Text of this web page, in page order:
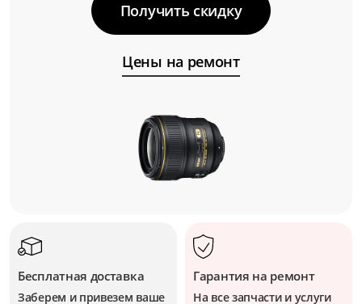
Получить скидку
Цены на ремонт
Бесплатная доставка
Заберем и привезем ваше
Гарантия на ремонт
На все запчасти и услуги